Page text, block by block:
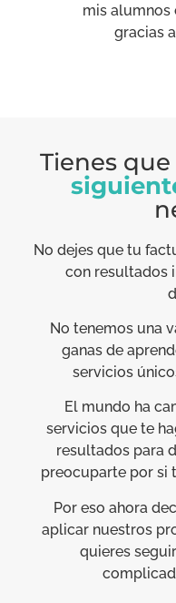
mis alumnos
gracias
Tienes
No dejes que tu
con resultados
No tenemos una
ganas de
servicios
El mundo ha
servicios que te
resultados para
preocuparte por si
Por eso ahora
aplicar nuestros
quieres